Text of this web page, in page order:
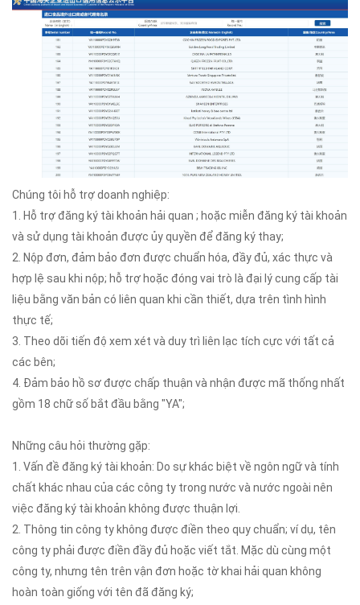
Chúng tôi hỗ trợ doanh nghiệp:
1. Hỗ trợ đăng ký tài khoản hải quan ; hoặc miễn đăng ký tài khoản
và sử dụng tài khoản được ủy quyền để đăng ký thay;
2. Nộp đơn, đảm bảo đơn được chuẩn hóa, đầy đủ, xác thực và
hợp lệ sau khi nộp; hỗ trợ hoặc đóng vai trò là đại lý cung cấp tài
liệu bằng văn bản có liên quan khi cần thiết, dựa trên tình hình
thực tế;
3. Theo dõi tiến độ xem xét và duy trì liên lạc tích cực với tất cả
các bên;
4. Đảm bảo hồ sơ được chấp thuận và nhận được mã thống nhất
gồm 18 chữ số bắt đầu bằng "YA";
Những câu hỏi thường gặp:
1. Vấn đề đăng ký tài khoản: Do sự khác biệt về ngôn ngữ và tính
chất khác nhau của các công ty trong nước và nước ngoài nên
việc đăng ký tài khoản không được thuận lợi.
2. Thông tin công ty không được điền theo quy chuẩn; ví dụ, tên
công ty phải được điền đầy đủ hoặc viết tắt. Mặc dù cùng một
công ty, nhưng tên trên vận đơn hoặc tờ khai hải quan không
hoàn toàn giống với tên đã đăng ký;